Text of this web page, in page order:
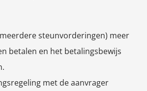
steunvorderingen) meer
betalen en het betalingsbewijs
met de aanvrager